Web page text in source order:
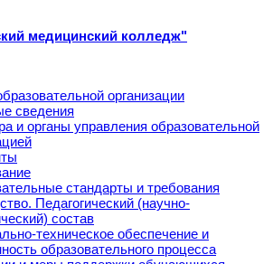
содержанию
медицинский колледж"
организации
сведения
и органы управления образовательной
стандарты и требования
Педагогический (научно-
состав
техническое обеспечение и
образовательного процесса